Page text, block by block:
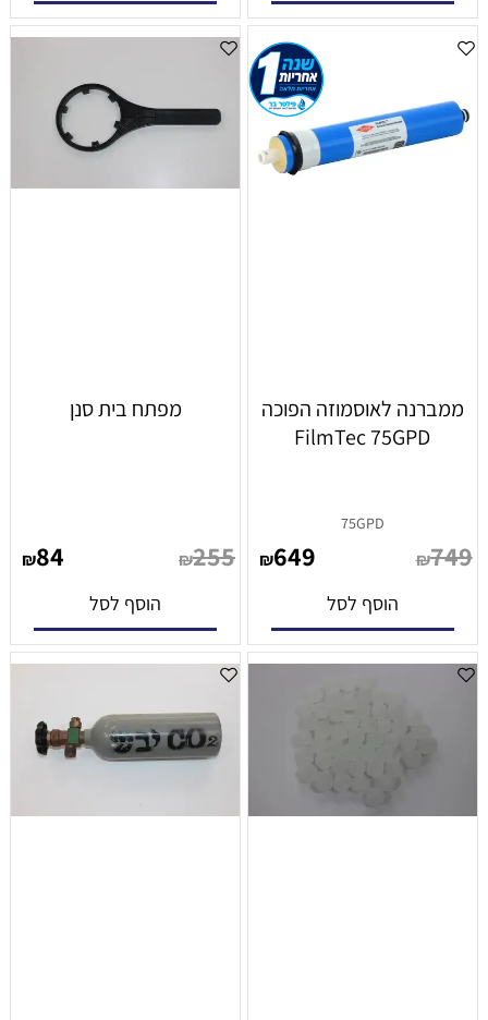
ממברנה לאוסמוזה הפוכה
FilmTec 75GPD
75GPD
₪749
₪649
הוסף לסל
מפתח בית סנן
₪255
₪84
הוסף לסל